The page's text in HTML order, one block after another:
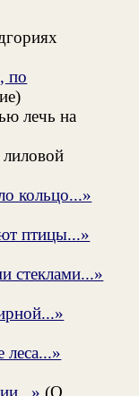
по
лечь на
кольцо...»
птицы...»
стеклами...»
леса...»
(О